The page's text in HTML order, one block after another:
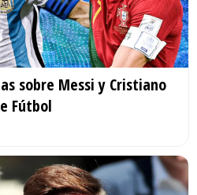
sobre Messi y Cristiano
Fútbol